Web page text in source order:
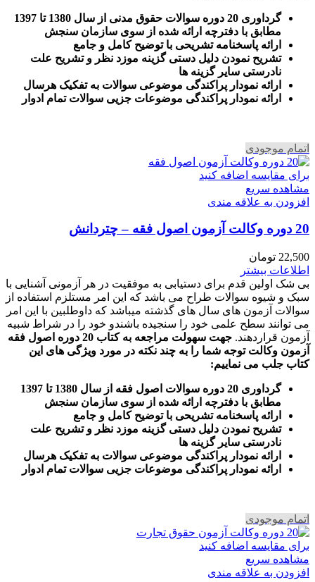
گرداوری 20 دوره سوالات حقوق مدنی از سال 1380 تا 1397
مطابق با دفترچه ارائه شده از سوی سازمان سنجش
ارائه پاسخنامه تشریحی با توضیح کامل و جامع
تشریح نمودن دلیل دستی گزینه موزد نظر و تشریح علت
نادرستی سایر گزینه ها
ارائه نمودار پراکندگی موضوعی سوالات به تفکیک هرسال
رائه نمودار پراکندگی موضوعات جزیی سوالات تمام ادوار
اتمام موجودی
برای مقایسه اضافه کنید
مشاهده سریع
افزودن به علاقه مندی
20 دوره وکالت آزمون اصول فقه – چتردانش
22,500 تومان
اطلاعات بیشتر
بی شک اولین قدم برای دستیابی به موفقیت در هر آزمونی آشنایی با
سبک و شیوه سوالات طراح می باشد که این امر مستلزم استفاده از
سوالات آزمون های سال های گذشته میباشد که داوطلبین با این امر
می توانند سطح علمی خود را سنجیده باشندو خود را در شراط شبیه
آزمون قراردهند.
جهت سهولت مراجعه به کتاب 20 دوره اصول فقه
آزمون وکالت توجه شما را به چند نکته در مورد ویژگی های این
کتاب جلب می نماییم:
گرداوری 20 دوره سوالات اصول فقه از سال 1380 تا 1397
مطابق با دفترچه ارائه شده از سوی سازمان سنجش
ارائه پاسخنامه تشریحی با توضیح کامل و جامع
تشریح نمودن دلیل دستی گزینه موزد نظر و تشریح علت
نادرستی سایر گزینه ها
ارائه نمودار پراکندگی موضوعی سوالات به تفکیک هرسال
رائه نمودار پراکندگی موضوعات جزیی سوالات تمام ادوار
اتمام موجودی
برای مقایسه اضافه کنید
مشاهده سریع
افزودن به علاقه مندی